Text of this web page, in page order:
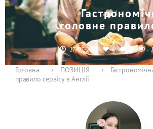
головне
17-03-2021 0 0
Головна › ПОЗИЦІЯ ›
правило сервісу в Англії